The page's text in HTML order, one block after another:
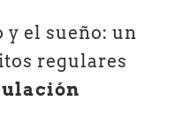
y el sueño: un
regulares